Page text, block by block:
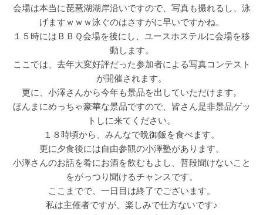
会場は本当に琵琶湖湖岸沿いですので、写真も撮れるし、泳
げますｗｗｗ泳ぐのはさすがに早いですかね。
１５時にはＢＢＱ会場を後にし、ユースホステルに会場を移
動します。
ここでは、去年大変好評だった参加者による写真コンテスト
が開催されます。
更に、小澤さんから今年も景品を出していただけます。
ほんまにめっちゃ豪華な景品ですので、皆さん是非景品ゲッ
トしに来てください。
１８時頃から、みんなで晩御飯を食べます。
更に夕食後には自由参観の小澤塾があります。
小澤さんのお話を肴にお酒を飲むもよし、普段聞けないこと
をがっつり聞けるチャンスです。
ここまでで、一日目は終了でございます。
私は主催者ですが、楽しみで仕方ないです♪